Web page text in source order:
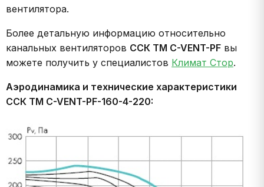
вентилятора.
Более детальную информацию относительно
канальных вентиляторов ССК ТМ C-VENT-PF вы
можете получить у специалистов Климат Стор.
Аэродинамика и технические характеристики
ССК ТМ C-VENT-PF-160-4-220: